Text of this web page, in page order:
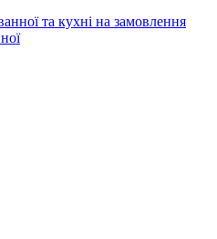
та кухні на замовлення